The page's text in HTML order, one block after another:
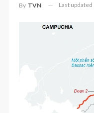
By TVN Last updated